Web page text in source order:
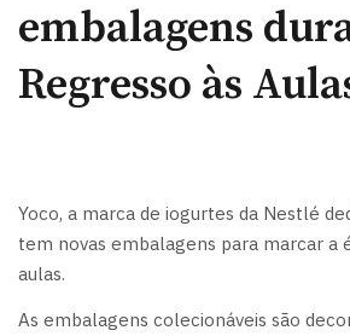
embalagens
Regresso às
Yoco, a marca de iogurtes da Nestlé
tem novas embalagens para marcar a
aulas.
As embalagens colecionáveis são